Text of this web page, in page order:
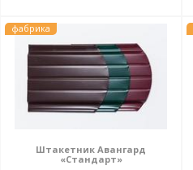
фабрика
Штакетник Авангард
«Стандарт»